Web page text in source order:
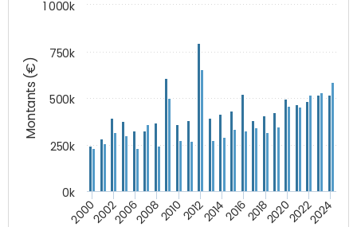
Montants (€)
200020022006200820102012201420162018202020222024
0k
250k
500k
750k
1 000k